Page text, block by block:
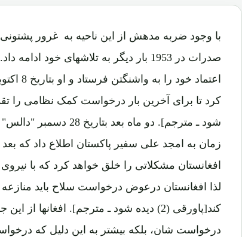
با وجود ضربه مدهش از این ناحیه به غرور پشتونی
صدرات در 1953 بار دیگر به تلاشهای خود
شود ـ مترجم]. دو ماه
زمان به امجد علی سفیر پاکستان اطلاع داد که
افغانستان مشکلاتی را خلق خواهد کرد که با
لذا افغانستان درعوض درخواست سلاح باید
کند[پاورقی (2) دیده شود ـ مترجم]. افغانها
درخواست شان، بلکه بیشتر به این دلیل که